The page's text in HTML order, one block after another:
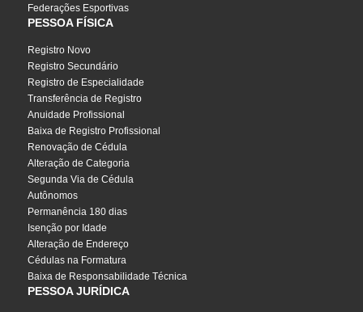
Federações Esportivas
PESSOA FÍSICA
Registro Novo
Registro Secundário
Registro de Especialidade
Transferência de Registro
Anuidade Profissional
Baixa de Registro Profissional
Renovação de Cédula
Alteração de Categoria
Segunda Via de Cédula
Autônomos
Permanência 180 dias
Isenção por Idade
Alteração de Endereço
Cédulas na Formatura
Baixa de Responsabilidade Técnica
PESSOA JURÍDICA